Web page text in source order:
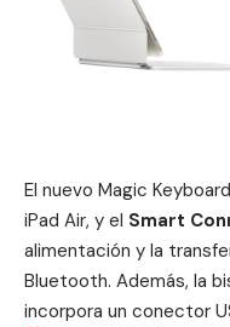
El nuevo Magic
iPad Air, y el Smart
alimentación y la
Bluetooth. Además, la
incorpora un conector